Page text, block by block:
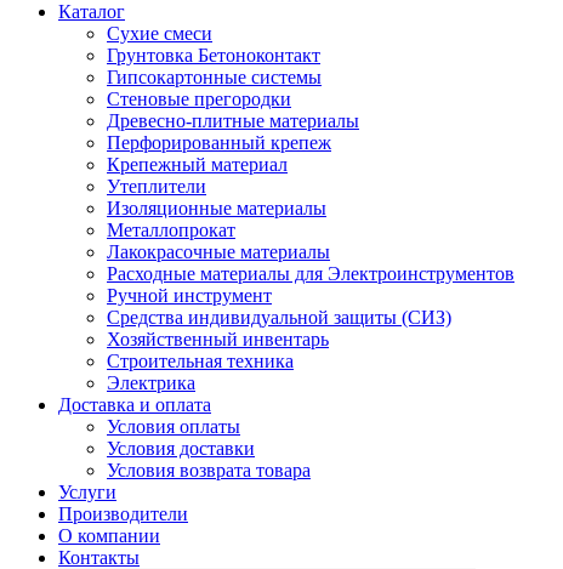
Каталог
Сухие смеси
Грунтовка Бетоноконтакт
Гипсокартонные системы
Стеновые прегородки
Древесно-плитные материалы
Перфорированный крепеж
Крепежный материал
Утеплители
Изоляционные материалы
Металлопрокат
Лакокрасочные материалы
Расходные материалы для Электроинструментов
Ручной инструмент
Средства индивидуальной защиты (СИЗ)
Хозяйственный инвентарь
Строительная техника
Электрика
Доставка и оплата
Условия оплаты
Условия доставки
Условия возврата товара
Услуги
Производители
О компании
Контакты